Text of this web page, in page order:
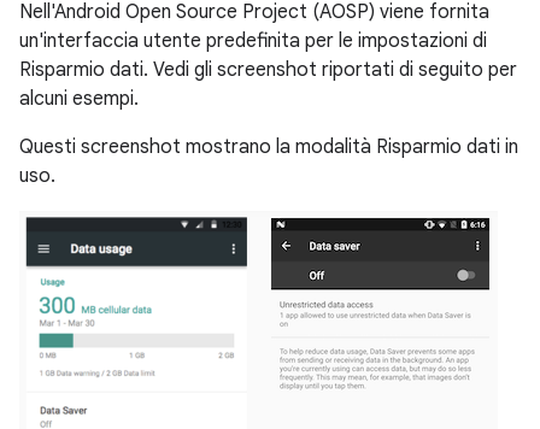
Nell'Android Open Source Project (AOSP) viene fornita
un'interfaccia utente predefinita per le impostazioni di
Risparmio dati. Vedi gli screenshot riportati di seguito per
alcuni esempi.
Questi screenshot mostrano la modalità Risparmio dati in
uso.